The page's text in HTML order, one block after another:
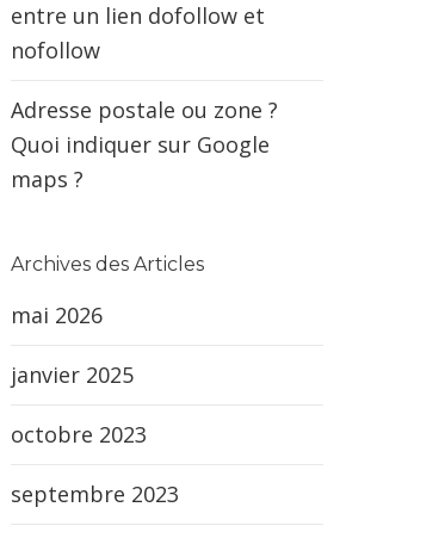
entre un lien dofollow et
nofollow
Adresse postale ou zone ?
Quoi indiquer sur Google
maps ?
Archives des Articles
mai 2026
janvier 2025
octobre 2023
septembre 2023